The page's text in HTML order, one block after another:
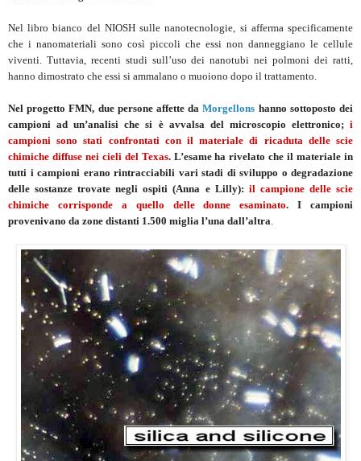
Nel libro bianco del NIOSH sulle nanotecnologie, si afferma specificamente
che i nanomateriali sono così piccoli che essi non danneggiano le cellule
viventi. Tuttavia, recenti studi sull’uso dei nanotubi nei polmoni dei ratti,
hanno dimostrato che essi si ammalano o muoiono dopo il trattamento.
Nel progetto FMN, due persone affette daMorgellons hanno sottoposto dei
campioni ad un’analisi che si è avvalsa del microscopio elettronico; i
campioni sono stati confrontati con il materiale di ricaduta delle scie
chimiche diffuse nei cieli del Texas. L’esame ha rivelato che il materiale in
tutti i campioni erano rintracciabili vari stadi di sviluppo o degradazione
delle sostanze trovate negli ospiti (Anna e Lilly): il campione delle scie
chimiche corrisponde a quello delle donne esaminato. I campioni
provenivano da zone distanti 1.500 miglia l’una dall’altra